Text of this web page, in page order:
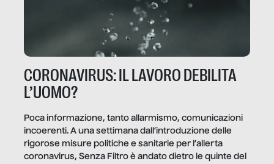
CORONAVIRUS: IL LAVORO DEBILITA
L’UOMO?
Poca informazione, tanto allarmismo, comunicazioni
incoerenti. A una settimana dall’introduzione delle
rigorose misure politiche e sanitarie per l’allerta
coronavirus, Senza Filtro è andato dietro le quinte del